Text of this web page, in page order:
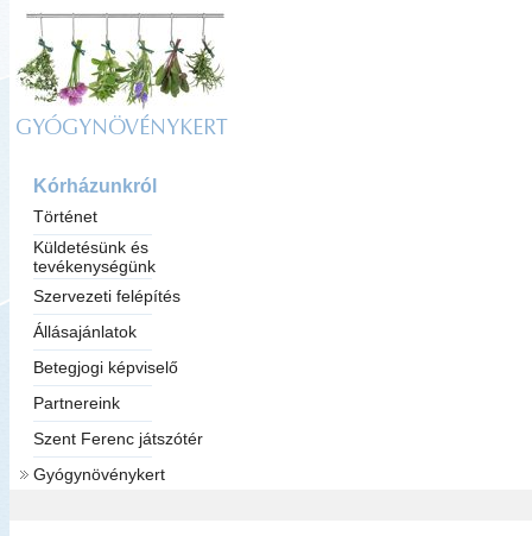
GYÓGYNÖVÉNYKERT
Kórházunkról
Történet
Küldetésünk és
tevékenységünk
Szervezeti felépítés
Állásajánlatok
Betegjogi képviselő
Partnereink
Szent Ferenc játszótér
Gyógynövénykert